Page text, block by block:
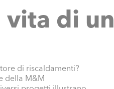
di un
di riscaldamenti?
della M&M